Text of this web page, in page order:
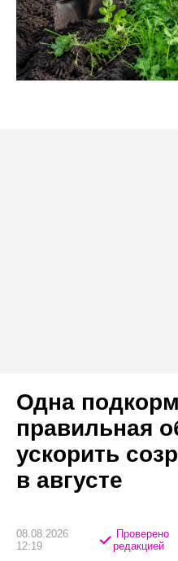
Одна
правильная
ускорить
в августе
08.08.2026
12:19
Проверено
редакцией